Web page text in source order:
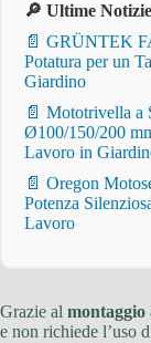
🔎 Ultime
📄 GRÜNTEK
Potatura per un
Giardino
📄 Mototrivella
Ø100/150/200
Lavoro in
📄 Oregon
Potenza
Lavoro
Grazie al montaggio
e non richiede l’uso